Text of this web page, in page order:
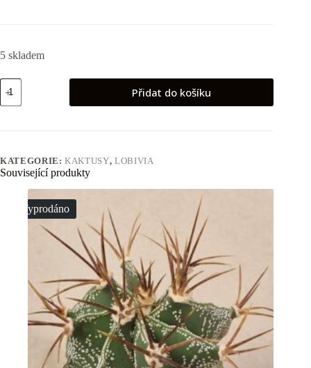
5 skladem
Lobivia
pugionacantha
v
Přidat do košíku
KATEGORIE:KAKTUSY,LOBIVIA
Související produkty
Vyprodáno